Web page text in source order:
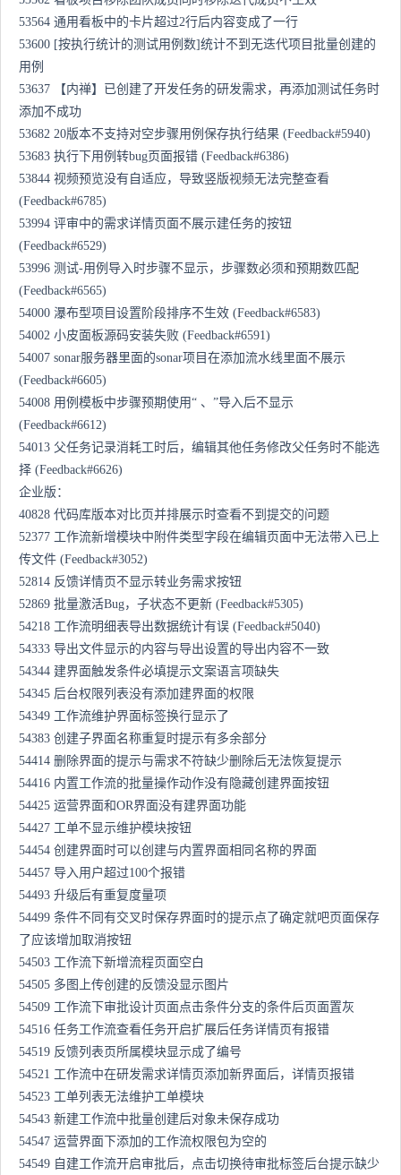
53564 通用看板中的卡片超过2行后内容变成了一行
53600 [按执行统计的测试用例数]统计不到无迭代项目批量创建的
用例
53637 【内禅】已创建了开发任务的研发需求，再添加测试任务时
添加不成功
53682 20版本不支持对空步骤用例保存执行结果 (Feedback#5940)
53683 执行下用例转bug页面报错 (Feedback#6386)
53844 视频预览没有自适应，导致竖版视频无法完整查看
(Feedback#6785)
53994 评审中的需求详情页面不展示建任务的按钮
(Feedback#6529)
53996 测试-用例导入时步骤不显示，步骤数必须和预期数匹配
(Feedback#6565)
54000 瀑布型项目设置阶段排序不生效 (Feedback#6583)
54002 小皮面板源码安装失败 (Feedback#6591)
54007 sonar服务器里面的sonar项目在添加流水线里面不展示
(Feedback#6605)
54008 用例模板中步骤预期使用“ 、”导入后不显示
(Feedback#6612)
54013 父任务记录消耗工时后，编辑其他任务修改父任务时不能选
择 (Feedback#6626)
企业版：
40828 代码库版本对比页并排展示时查看不到提交的问题
52377 工作流新增模块中附件类型字段在编辑页面中无法带入已上
传文件 (Feedback#3052)
52814 反馈详情页不显示转业务需求按钮
52869 批量激活Bug，子状态不更新 (Feedback#5305)
54218 工作流明细表导出数据统计有误 (Feedback#5040)
54333 导出文件显示的内容与导出设置的导出内容不一致
54344 建界面触发条件必填提示文案语言项缺失
54345 后台权限列表没有添加建界面的权限
54349 工作流维护界面标签换行显示了
54383 创建子界面名称重复时提示有多余部分
54414 删除界面的提示与需求不符缺少删除后无法恢复提示
54416 内置工作流的批量操作动作没有隐藏创建界面按钮
54425 运营界面和OR界面没有建界面功能
54427 工单不显示维护模块按钮
54454 创建界面时可以创建与内置界面相同名称的界面
54457 导入用户超过100个报错
54493 升级后有重复度量项
54499 条件不同有交叉时保存界面时的提示点了确定就吧页面保存
了应该增加取消按钮
54503 工作流下新增流程页面空白
54505 多图上传创建的反馈没显示图片
54509 工作流下审批设计页面点击条件分支的条件后页面置灰
54516 任务工作流查看任务开启扩展后任务详情页有报错
54519 反馈列表页所属模块显示成了编号
54521 工作流中在研发需求详情页添加新界面后，详情页报错
54523 工单列表无法维护工单模块
54543 新建工作流中批量创建后对象未保存成功
54547 运营界面下添加的工作流权限包为空的
54549 自建工作流开启审批后，点击切换待审批标签后台提示缺少